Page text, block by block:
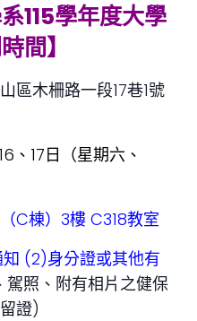
115學年度大學
間】
區木柵路一段17巷1號
、17日（星期六、
C棟）3樓 C318教室
(2)身分證或其他有
駕照、附有相片之健保
證)